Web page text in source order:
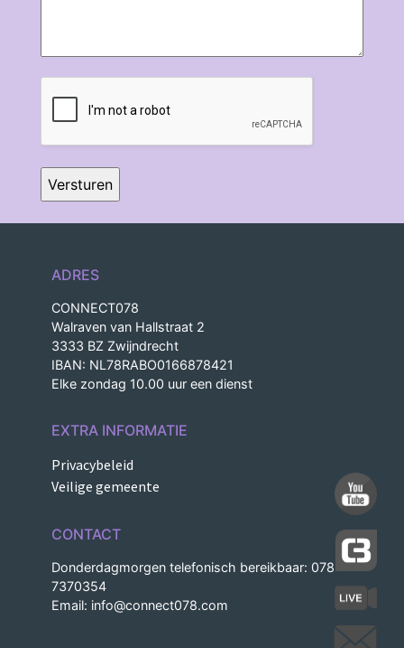
ADRES
CONNECT078
Walraven van Hallstraat 2
3333 BZ Zwijndrecht
IBAN: NL78RABO0166878421
Elke zondag 10.00 uur een dienst
EXTRA INFORMATIE
Privacybeleid
Veilige gemeente
CONTACT
Donderdagmorgen telefonisch bereikbaar: 078-
7370354
Email: info@connect078.com